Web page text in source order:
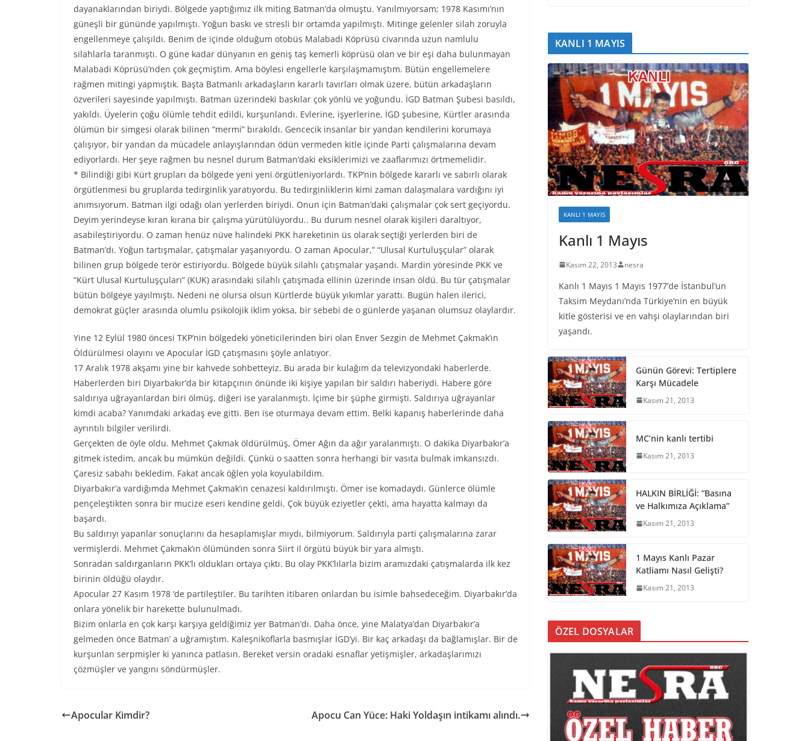
dayanaklarından biriydi. Bölgede yaptığımız ilk miting Batman’da olmuştu. Yanılmıyorsam; 1978 Kasımı’nın
güneşli bir gününde yapılmıştı. Yoğun baskı ve stresli bir ortamda yapılmıştı. Mitinge gelenler silah zoruyla
engellenmeye çalışıldı. Benim de içinde olduğum otobüs Malabadi Köprüsü civarında uzun namlulu
silahlarla taranmıştı. O güne kadar dünyanın en geniş taş kemerli köprüsü olan ve bir eşi daha bulunmayan
Malabadi Köprüsü’nden çok geçmiştim. Ama böylesi engellerle karşılaşmamıştım. Bütün engellemelere
rağmen mitingi yapmıştık. Başta Batmanlı arkadaşların kararlı tavırları olmak üzere, bütün arkadaşların
özverileri sayesinde yapılmıştı. Batman üzerindeki baskılar çok yönlü ve yoğundu. İGD Batman Şubesi basıldı,
yakıldı. Üyelerin çoğu ölümle tehdit edildi, kurşunlandı. Evlerine, işyerlerine, İGD şubesine, Kürtler arasında
ölümün bir simgesi olarak bilinen “mermi” bırakıldı. Gencecik insanlar bir yandan kendilerini korumaya
çalışıyor, bir yandan da mücadele anlayışlarından ödün vermeden kitle içinde Parti çalışmalarına devam
ediyorlardı. Her şeye rağmen bu nesnel durum Batman’daki eksiklerimizi ve zaaflarımızı örtmemelidir.
* Bilindiği gibi Kürt grupları da bölgede yeni yeni örgütleniyorlardı. TKP’nin bölgede kararlı ve sabırlı olarak
örgütlenmesi bu gruplarda tedirginlik yaratıyordu. Bu tedirginliklerin kimi zaman dalaşmalara vardığını iyi
anımsıyorum. Batman ilgi odağı olan yerlerden biriydi. Onun için Batman’daki çalışmalar çok sert geçiyordu.
Deyim yerindeyse kıran kırana bir çalışma yürütülüyordu.. Bu durum nesnel olarak kişileri daraltıyor,
asabileştiriyordu. O zaman henüz nüve halindeki PKK hareketinin üs olarak seçtiği yerlerden biri de
Batman’dı. Yoğun tartışmalar, çatışmalar yaşanıyordu. O zaman Apocular,” “Ulusal Kurtuluşçular” olarak
bilinen grup bölgede terör estiriyordu. Bölgede büyük silahlı çatışmalar yaşandı. Mardin yöresinde PKK ve
“Kürt Ulusal Kurtuluşçuları” (KUK) arasındaki silahlı çatışmada ellinin üzerinde insan öldü. Bu tür çatışmalar
bütün bölgeye yayılmıştı. Nedeni ne olursa olsun Kürtlerde büyük yıkımlar yarattı. Bugün halen ilerici,
demokrat güçler arasında olumlu psikolojik iklim yoksa, bir sebebi de o günlerde yaşanan olumsuz olaylardır.
Yine 12 Eylül 1980 öncesi TKP’nin bölgedeki yöneticilerinden biri olan Enver Sezgin de Mehmet Çakmak’ın
Öldürülmesi olayını ve Apocular İGD çatışmasını şöyle anlatıyor.
17 Aralık 1978 akşamı yine bir kahvede sohbetteyiz. Bu arada bir kulağım da televizyondaki haberlerde.
Haberlerden biri Diyarbakır’da bir kitapçının önünde iki kişiye yapılan bir saldırı haberiydi. Habere göre
saldırıya uğrayanlardan biri ölmüş, diğeri ise yaralanmıştı. İçime bir şüphe girmişti. Saldırıya uğrayanlar
kimdi acaba? Yanımdaki arkadaş eve gitti. Ben ise oturmaya devam ettim. Belki kapanış haberlerinde daha
ayrıntılı bilgiler verilirdi.
Gerçekten de öyle oldu. Mehmet Çakmak öldürülmüş, Ömer Ağın da ağır yaralanmıştı. O dakika Diyarbakır’a
gitmek istedim, ancak bu mümkün değildi. Çünkü o saatten sonra herhangi bir vasıta bulmak imkansızdı.
Çaresiz sabahı bekledim. Fakat ancak öğlen yola koyulabildim.
Diyarbakır’a vardığımda Mehmet Çakmak’ın cenazesi kaldırılmıştı. Ömer ise komadaydı. Günlerce ölümle
pençeleştikten sonra bir mucize eseri kendine geldi. Çok büyük eziyetler çekti, ama hayatta kalmayı da
başardı.
Bu saldırıyı yapanlar sonuçlarını da hesaplamışlar mıydı, bilmiyorum. Saldırıyla parti çalışmalarına zarar
vermişlerdi. Mehmet Çakmak’ın ölümünden sonra Siirt il örgütü büyük bir yara almıştı.
Sonradan saldırganların PKK’lı oldukları ortaya çıktı. Bu olay PKK’lılarla bizim aramızdaki çatışmalarda ilk kez
birinin öldüğü olaydır.
Apocular 27 Kasım 1978 ‘de partileştiler. Bu tarihten itibaren onlardan bu isimle bahsedeceğim. Diyarbakır’da
onlara yönelik bir harekette bulunulmadı.
Bizim onlarla en çok karşı karşıya geldiğimiz yer Batman’dı. Daha önce, yine Malatya’dan Diyarbakır’a
gelmeden önce Batman’ a uğramıştım. Kaleşnikoflarla basmışlar İGD’yi. Bir kaç arkadaşı da bağlamışlar. Bir de
kurşunlan serpmişler ki yanınca patlasın. Bereket versin oradaki esnaflar yetişmişler, arkadaşlarımızı
çözmüşler ve yangını söndürmüşler.
Apocular Kimdir? Apocu Can Yüce: Haki Yoldaşın intikamı alındı.
KANLI 1 MAYIS
KANLI 1 MAYIS
Kanlı 1 Mayıs
Kasım 22, 2013 nesra
Kanlı 1 Mayıs 1 Mayıs 1977’de İstanbul’un
Taksim Meydanı’nda Türkiye’nin en büyük
kitle gösterisi ve en vahşi olaylarından biri
yaşandı.
Günün Görevi: Tertiplere
Karşı Mücadele
Kasım 21, 2013
MC’nin kanlı tertibi
Kasım 21, 2013
HALKIN BİRLİĞİ: “Basına
ve Halkımıza Açıklama”
Kasım 21, 2013
1 Mayıs Kanlı Pazar
Katliamı Nasıl Gelişti?
Kasım 21, 2013
ÖZEL DOSYALAR